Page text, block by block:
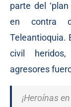
parte del
en contra
Teleantioquia.
civil
agresores
¡Heroínas